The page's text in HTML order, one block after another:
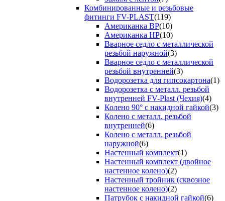
Комбинированные и резьбовые
фитинги FV-PLAST(119)
Американка ВР(10)
Американка НР(10)
Вварное седло с металлической
резьбой наружной(3)
Вварное седло с металлической
резьбой внутренней(3)
Водорозетка для гипсокартона(1)
Водорозетка с металл. резьбой
внутренней FV-Plast (Чехия)(4)
Колено 90° с накидной гайкой(3)
Колено с металл. резьбой
внутренней(6)
Колено с металл. резьбой
наружной(6)
Настенный комплект(1)
Настенный комплект (двойное
настенное колено)(2)
Настенный тройник (сквозное
настенное колено)(2)
Патрубок с накидной гайкой(6)